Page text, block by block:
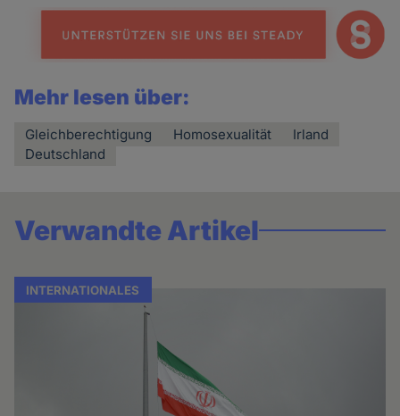
Mehr lesen über:
Gleichberechtigung Homosexualität
Irland
Deutschland
Verwandte Artikel
INTERNATIONALES